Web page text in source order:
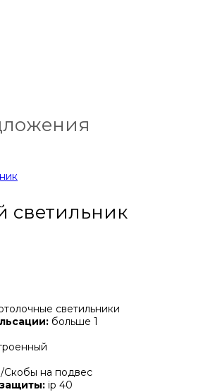
светильник
светильники
больше 1
Скобы на подвес
ip 40